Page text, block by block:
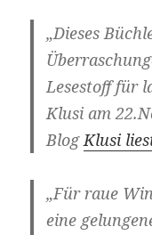
„Dieses
Lesestoff für
Klusi am
BlogKlusi
„Für raue
eine